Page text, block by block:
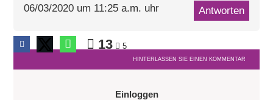
06/03/2020 um 11:25 a.m. uhr Antworten
13 5
HINTERLASSEN SIE EINEN KOMMENTAR
Einloggen